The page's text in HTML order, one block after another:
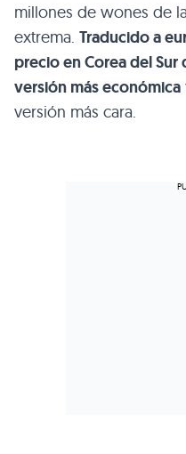
millones de wones de
extrema. Traducido a
precio en Corea del Sur
versión más económica
versión más cara.